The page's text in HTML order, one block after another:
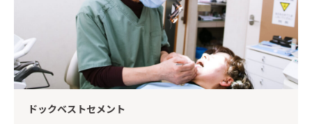
ドックベストセメント